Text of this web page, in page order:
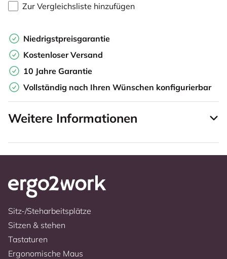
Zur Vergleichsliste hinzufügen
Niedrigstpreisgarantie
Kostenloser Versand
10 Jahre Garantie
Vollständig nach Ihren Wünschen konfigurierbar
Weitere Informationen
Sitz-/Steharbeitsplätze
Sitzen & stehen
Tastaturen
Ergonomische Maus